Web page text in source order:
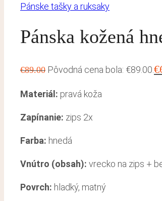
Pánske tašky a ruksaky
Pánska kožená
€89.00 Pôvodná cena bola: €89.00.€
Materiál: pravá koža
Zapínanie: zips 2x
Farba: hnedá
Vnútro (obsah): vrecko na zips +
Povrch: hladký, matný